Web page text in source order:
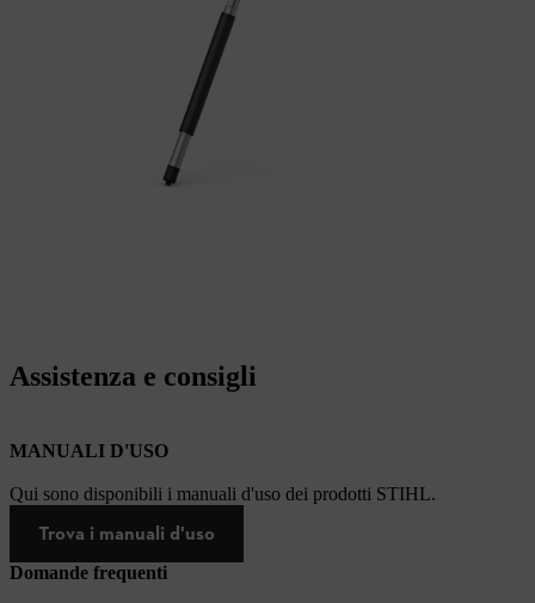
Assistenza e consigli
MANUALI D'USO
Qui sono disponibili i manuali d'uso dei prodotti STIHL.
Trova i manuali d'uso
Domande frequenti